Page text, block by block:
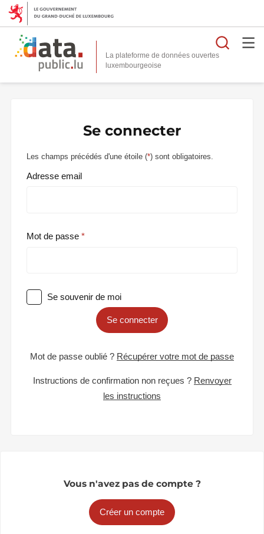
La plateforme de données ouvertes
Se connecter
Les champs précédés d'une étoile (*) sont obligatoires.
Adresse email
Mot de passe
Se souvenir de moi
Se connecter
Mot de passe oublié ? Récupérer votre mot de passe
Instructions de confirmation non reçues ? Renvoyer
les instructions
Vous n'avez pas de compte ?
Créer un compte